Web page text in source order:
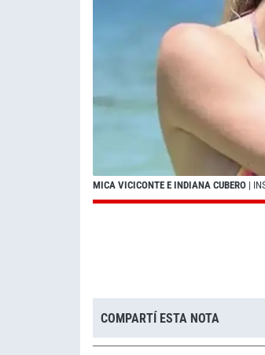
MICA VICICONTE E INDIANA CUBERO |
COMPARTÍ ESTA NOTA